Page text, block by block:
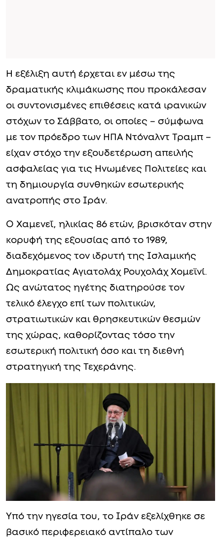
Η εξέλιξη αυτή έρχεται εν μέσω της
δραματικής κλιμάκωσης που προκάλεσαν
οι συντονισμένες επιθέσεις κατά ιρανικών
στόχων το Σάββατο, οι οποίες – σύμφωνα
με τον πρόεδρο των ΗΠΑ Ντόναλντ Τραμπ –
είχαν στόχο την εξουδετέρωση απειλής
ασφαλείας για τις Ηνωμένες Πολιτείες και
τη δημιουργία συνθηκών εσωτερικής
ανατροπής στο Ιράν.
Ο Χαμενεΐ, ηλικίας 86 ετών, βρισκόταν στην
κορυφή της εξουσίας από το 1989,
διαδεχόμενος τον ιδρυτή της Ισλαμικής
Δημοκρατίας Αγιατολάχ Ρουχολάχ Χομεϊνί.
Ως ανώτατος ηγέτης διατηρούσε τον
τελικό έλεγχο επί των πολιτικών,
στρατιωτικών και θρησκευτικών θεσμών
της χώρας, καθορίζοντας τόσο την
εσωτερική πολιτική όσο και τη διεθνή
στρατηγική της Τεχεράνης.
Υπό την ηγεσία του, το Ιράν εξελίχθηκε σε
βασικό περιφερειακό αντίπαλο των